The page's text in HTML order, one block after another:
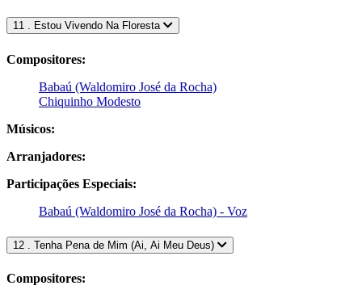
11 . Estou Vivendo Na Floresta
Compositores:
Babaú (Waldomiro José da Rocha)
Chiquinho Modesto
Músicos:
Arranjadores:
Participações Especiais:
Babaú (Waldomiro José da Rocha) - Voz
12 . Tenha Pena de Mim (Ai, Ai Meu Deus)
Compositores: